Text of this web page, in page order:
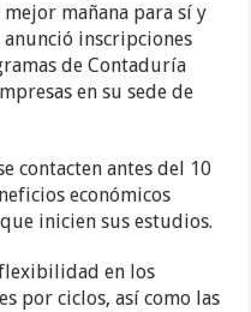
mañana para sí y
inscripciones
de Contaduría
en su sede de
contacten antes del 10
económicos
inicien sus estudios.
en los
por ciclos, así como las